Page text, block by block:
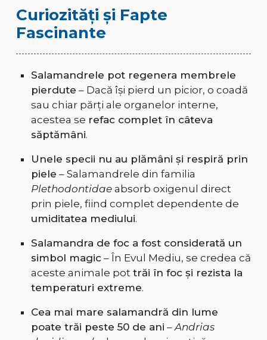
Curiozități și Fapte
Fascinante
Salamandrele pot regenera membrele
pierdute – Dacă își pierd un picior, o coadă
sau chiar părți ale organelor interne,
acestea se refac complet în câteva
săptămâni.
Unele specii nu au plămâni și respiră prin
piele – Salamandrele din familia
Plethodontidaeabsorb oxigenul direct
prin piele, fiind complet dependente de
umiditatea mediului.
Salamandra de foc a fost considerată un
simbol magic– În Evul Mediu, se credea că
aceste animale pot trăi în foc și rezista la
temperaturi extreme.
Cea mai mare salamandră din lume
poate trăi peste 50 de ani –Andrias